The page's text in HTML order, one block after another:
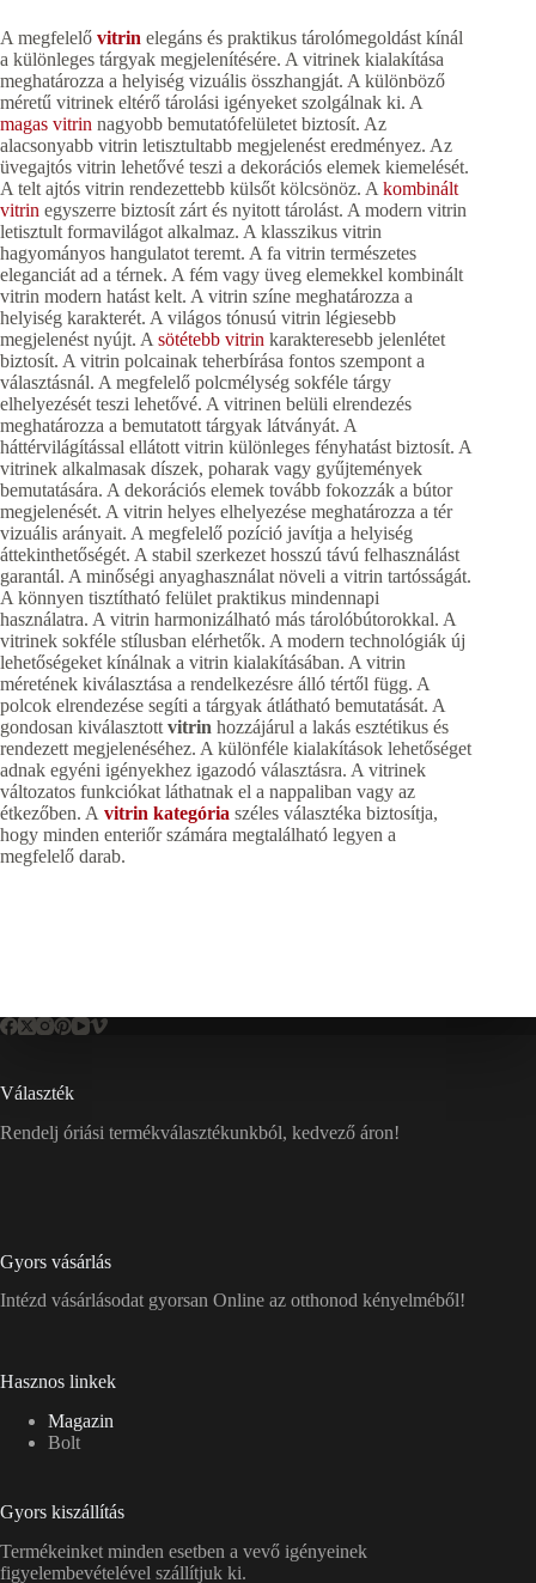
A megfelelő vitrin elegáns és praktikus tárolómegoldást kínál
a különleges tárgyak megjelenítésére. A vitrinek kialakítása
meghatározza a helyiség vizuális összhangját. A különböző
méretű vitrinek eltérő tárolási igényeket szolgálnak ki. A
magas vitrin nagyobb bemutatófelületet biztosít. Az
alacsonyabb vitrin letisztultabb megjelenést eredményez. Az
üvegajtós vitrin lehetővé teszi a dekorációs elemek kiemelését.
A telt ajtós vitrin rendezettebb külsőt kölcsönöz. Akombinált
vitrin egyszerre biztosít zárt és nyitott tárolást. A modern vitrin
letisztult formavilágot alkalmaz. A klasszikus vitrin
hagyományos hangulatot teremt. A fa vitrin természetes
eleganciát ad a térnek. A fém vagy üveg elemekkel kombinált
vitrin modern hatást kelt. A vitrin színe meghatározza a
helyiség karakterét. A világos tónusú vitrin légiesebb
megjelenést nyújt. Asötétebb vitrin karakteresebb jelenlétet
biztosít. A vitrin polcainak teherbírása fontos szempont a
választásnál. A megfelelő polcmélység sokféle tárgy
elhelyezését teszi lehetővé. A vitrinen belüli elrendezés
meghatározza a bemutatott tárgyak látványát. A
háttérvilágítással ellátott vitrin különleges fényhatást biztosít. A
vitrinek alkalmasak díszek, poharak vagy gyűjtemények
bemutatására. A dekorációs elemek tovább fokozzák a bútor
megjelenését. A vitrin helyes elhelyezése meghatározza a tér
vizuális arányait. A megfelelő pozíció javítja a helyiség
áttekinthetőségét. A stabil szerkezet hosszú távú felhasználást
garantál. A minőségi anyaghasználat növeli a vitrin tartósságát.
A könnyen tisztítható felület praktikus mindennapi
használatra. A vitrin harmonizálható más tárolóbútorokkal. A
vitrinek sokféle stílusban elérhetők. A modern technológiák új
lehetőségeket kínálnak a vitrin kialakításában. A vitrin
méretének kiválasztása a rendelkezésre álló tértől függ. A
polcok elrendezése segíti a tárgyak átlátható bemutatását. A
gondosan kiválasztottvitrin hozzájárul a lakás esztétikus és
rendezett megjelenéséhez. A különféle kialakítások lehetőséget
adnak egyéni igényekhez igazodó választásra. A vitrinek
változatos funkciókat láthatnak el a nappaliban vagy az
étkezőben. A vitrin kategória széles választéka biztosítja,
hogy minden enteriőr számára megtalálható legyen a
megfelelő darab.
Választék
Rendelj óriási termékválasztékunkból, kedvező áron!
Gyors vásárlás
Intézd vásárlásodat gyorsan Online az otthonod kényelméből!
Hasznos linkek
Magazin
Bolt
Gyors kiszállítás
Termékeinket minden esetben a vevő igényeinek
figyelembevételével szállítjuk ki.